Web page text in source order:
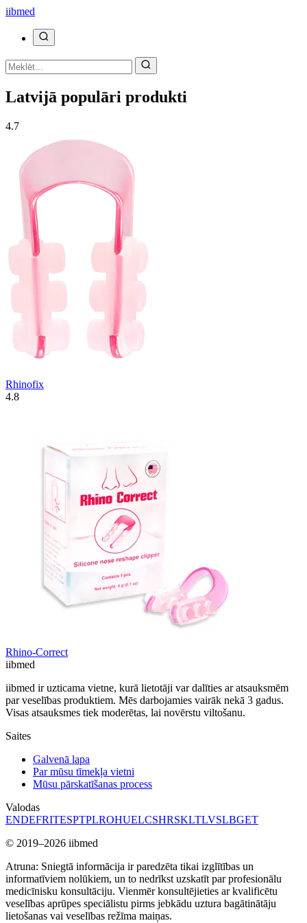
iibmed
Latvijā populāri produkti
4.7
Rhinofix
4.8
Rhino-Correct
iibmed
iibmed ir uzticama vietne, kurā lietotāji var dalīties ar atsauksmēm
par veselības produktiem. Mēs darbojamies vairāk nekā 3 gadus.
Visas atsauksmes tiek moderētas, lai novērstu viltošanu.
Saites
Galvenā lapa
Par mūsu tīmekļa vietni
Mūsu pārskatīšanas process
Valodas
ENDEFRITESPTPLROHUELCSHRSKLTLVSLBGET
© 2019–2026 iibmed
Atruna: Sniegtā informācija ir paredzēta tikai izglītības un
informatīviem nolūkiem, un to nedrīkst uzskatīt par profesionālu
medicīnisku konsultāciju. Vienmēr konsultējieties ar kvalificētu
veselības aprūpes speciālistu pirms jebkādu uztura bagātinātāju
lietošanas vai veselības režīma maiņas.